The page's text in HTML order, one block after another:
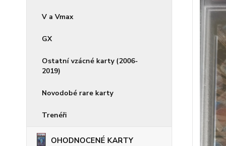
V a Vmax
GX
Ostatní vzácné karty (2006-
2019)
Novodobé rare karty
Trenéři
OHODNOCENÉ KARTY